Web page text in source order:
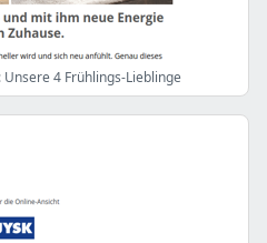
4 Frühlings-Lieblinge